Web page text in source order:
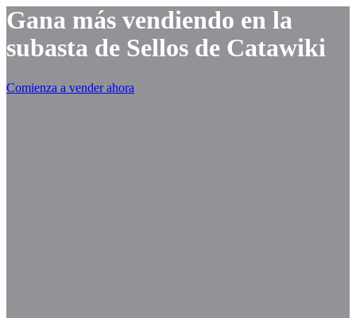
Gana más vendiendo en la
subasta de Sellos de Catawiki
Comienza a vender ahora